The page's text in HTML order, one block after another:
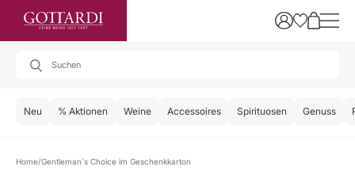
Neu % Aktionen Weine Accessoires Spirituosen Genuss
Home Gentleman´s Choice im Geschenkkarton